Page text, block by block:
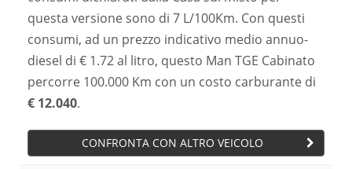
questa versione sono di 7 L/100Km. Con questi
consumi, ad un prezzo indicativo medio annuo-
diesel di € 1.72 al litro, questo Man TGE Cabinato
percorre 100.000 Km con un costo carburante di
€ 12.040.
CONFRONTA CON ALTRO VEICOLO